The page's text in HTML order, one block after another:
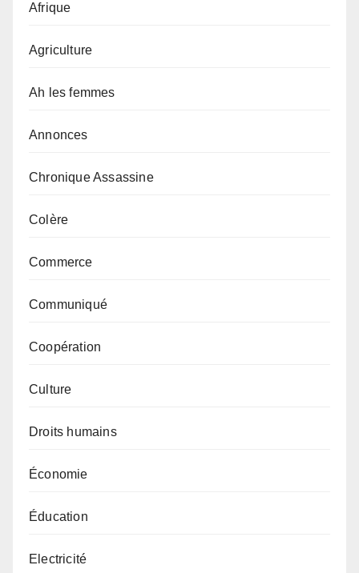
Afrique
Agriculture
Ah les femmes
Annonces
Chronique Assassine
Colère
Commerce
Communiqué
Coopération
Culture
Droits humains
Économie
Éducation
Electricité